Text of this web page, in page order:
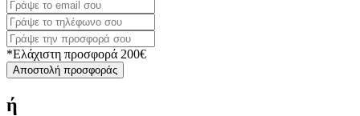
*Ελάχιστη προσφορά 200€
Αποστολή προσφοράς
ή